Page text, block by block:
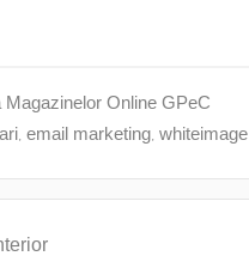
Magazinelor Online GPeC
, email marketing, whiteimage